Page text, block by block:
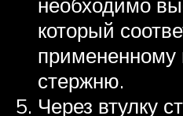
который
примененному
стержню.
Через втулку